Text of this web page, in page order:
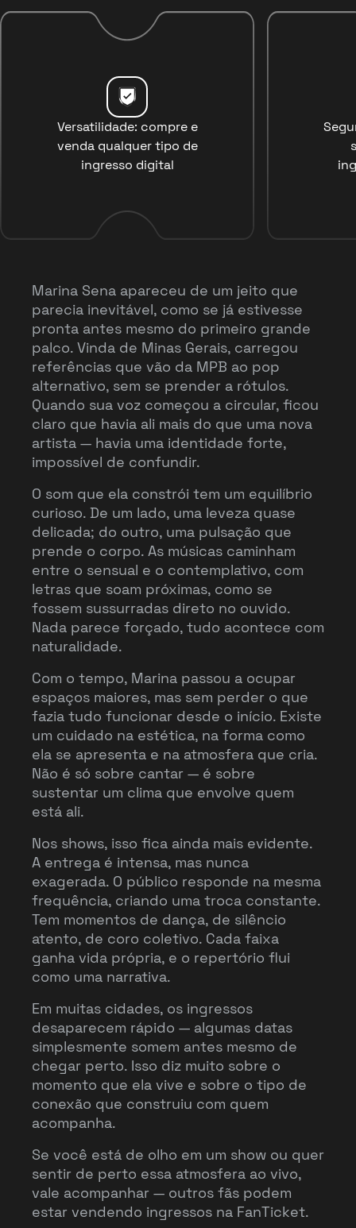
Versatilidade: compre e
venda qualquer tipo de
ingresso digital
Marina Sena apareceu de um jeito que
parecia inevitável, como se já estivesse
pronta antes mesmo do primeiro grande
palco. Vinda de Minas Gerais, carregou
referências que vão da MPB ao pop
alternativo, sem se prender a rótulos.
Quando sua voz começou a circular, ficou
claro que havia ali mais do que uma nova
artista — havia uma identidade forte,
impossível de confundir.
O som que ela constrói tem um equilíbrio
curioso. De um lado, uma leveza quase
delicada; do outro, uma pulsação que
prende o corpo. As músicas caminham
entre o sensual e o contemplativo, com
letras que soam próximas, como se
fossem sussurradas direto no ouvido.
Nada parece forçado, tudo acontece com
naturalidade.
Com o tempo, Marina passou a ocupar
espaços maiores, mas sem perder o que
fazia tudo funcionar desde o início. Existe
um cuidado na estética, na forma como
ela se apresenta e na atmosfera que cria.
Não é só sobre cantar — é sobre
sustentar um clima que envolve quem
está ali.
Nos shows, isso fica ainda mais evidente.
A entrega é intensa, mas nunca
exagerada. O público responde na mesma
frequência, criando uma troca constante.
Tem momentos de dança, de silêncio
atento, de coro coletivo. Cada faixa
ganha vida própria, e o repertório flui
como uma narrativa.
Em muitas cidades, os ingressos
desaparecem rápido — algumas datas
simplesmente somem antes mesmo de
chegar perto. Isso diz muito sobre o
momento que ela vive e sobre o tipo de
conexão que construiu com quem
acompanha.
Se você está de olho em um show ou quer
sentir de perto essa atmosfera ao vivo,
vale acompanhar — outros fãs podem
estar vendendo ingressos na FanTicket.